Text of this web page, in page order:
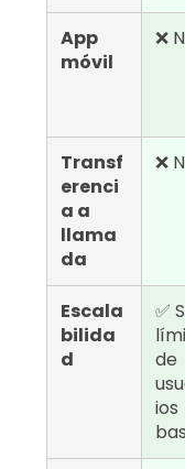
App
móvil
❌
Transf
erenci
a a
llama
da
❌
Escala
bilida
d
✅
de
ios